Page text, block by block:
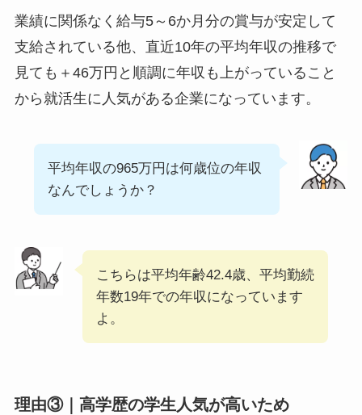
業績に関係なく給与5～6か月分の賞与が安定して
支給されている他、直近10年の平均年収の推移で
見ても＋46万円と順調に年収も上がっていること
から就活生に人気がある企業になっています。
平均年収の965万円は何歳位の年収
なんでしょうか？
こちらは平均年齢42.4歳、平均勤続
年数19年での年収になっています
よ。
理由③｜高学歴の学生人気が高いため